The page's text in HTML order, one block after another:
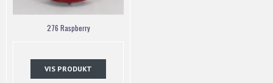
276 Raspberry
VIS PRODUKT